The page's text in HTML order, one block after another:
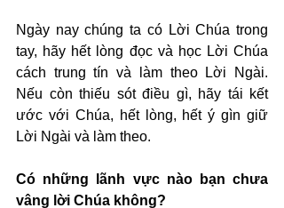
Ngày nay chúng ta có Lời Chúa trong
tay, hãy hết lòng đọc và học Lời Chúa
cách trung tín và làm theo Lời Ngài.
Nếu còn thiếu sót điều gì, hãy tái kết
ước với Chúa, hết lòng, hết ý gìn giữ
Lời Ngài và làm theo.
Có những lãnh vực nào bạn chưa
vâng lời Chúa không?